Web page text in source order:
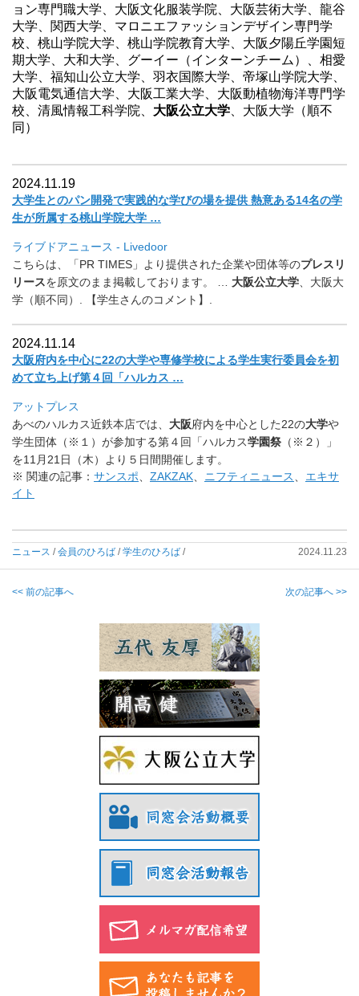
ョン専門職大学、大阪文化服装学院、大阪芸術大学、龍谷
大学、関西大学、マロニエファッションデザイン専門学
校、桃山学院大学、桃山学院教育大学、大阪夕陽丘学園短
期大学、大和大学、グーイー（インターンチーム）、相愛
大学、福知山公立大学、羽衣国際大学、帝塚山学院大学、
大阪電気通信大学、大阪工業大学、大阪動植物海洋専門学
校、清風情報工科学院、 大阪公立大学 、大阪大学（順不
同）
2024.11.19
大学生とのパン開発で実践的な学びの場を提供 熱意ある14名の学
生が所属する桃山学院大学 …
ライブドアニュース - Livedoor
こちらは、「PR TIMES」より提供された企業や団体等のプレスリ
リースを原文のまま掲載しております。 … 大阪公立大学 、大阪大
学（順不同）. 【学生さんのコメント】.
2024.11.14
大阪府内を中心に22の大学や専修学校による学生実行委員会を初
めて立ち上げ第４回「ハルカス …
アットプレス
あべのハルカス近鉄本店では、 大阪府内を中心とした22の大学や
学生団体（※１）が参加する第４回「ハルカス学園祭 （※２）」
を11月21日（木）より５日間開催します。
※ 関連の記事： サンスポ、 ZAKZAK、 ニフティニュース、 エキサ
イト
ニュース /会員のひろば /学生のひろば / 2024.11.23
<< 前の記事へ 次の記事へ >>